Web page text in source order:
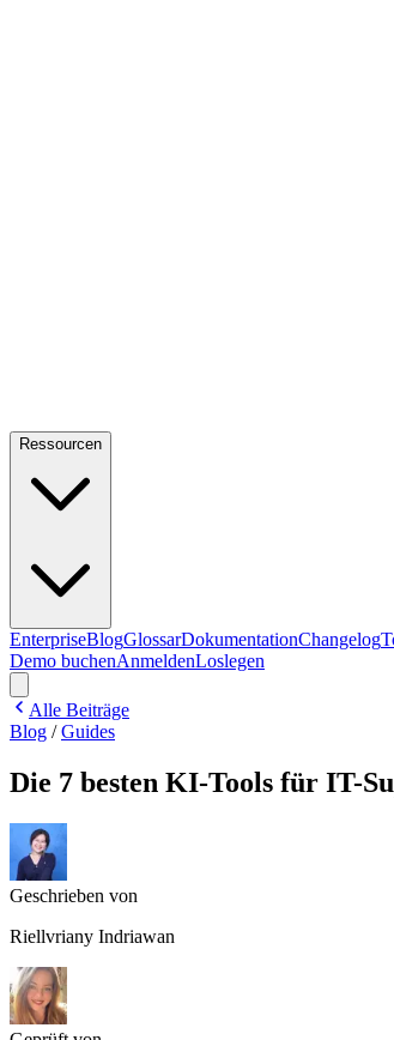
Ressourcen
EnterpriseBlogGlossarDokumentationChangelog
Demo buchenAnmeldenLoslegen
Alle Beiträge
Blog /Guides
Die 7 besten KI-Tools für IT-
Geschrieben von
Riellvriany Indriawan